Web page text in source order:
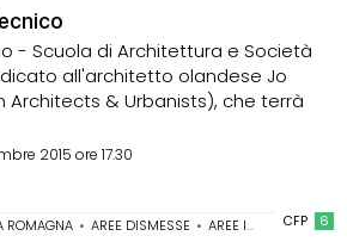
- Scuola di Architettura e Società
all'architetto olandese Jo
Architects & Urbanists), che terrà
2015 ore 17.30
CFP 6
ROMAGNA • AREE DISMESSE • AREE INDUSTRIALI •